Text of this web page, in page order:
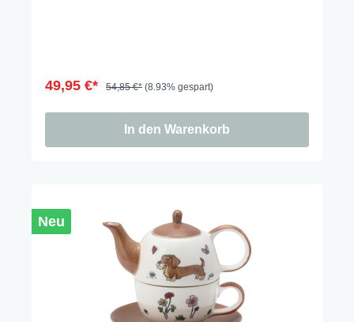
49,95 €* 54,85 €* (8.93% gespart)
In den Warenkorb
Neu